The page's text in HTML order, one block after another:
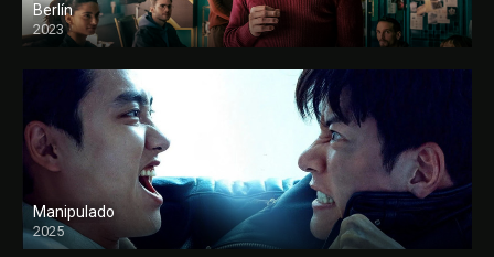
Berlín
2023
Manipulado
2025